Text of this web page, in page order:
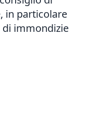
in particolare
di immondizie